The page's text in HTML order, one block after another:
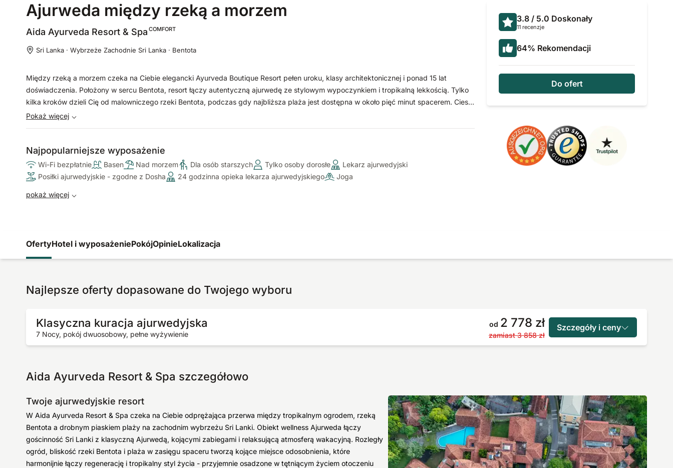
Ajurweda między rzeką a morzem
Aida Ayurveda Resort & Spa COMFORT
Sri Lanka · Wybrzeże Zachodnie Sri Lanka · Bentota
3.8 / 5.0 Doskonały
11 recenzje
64% Rekomendacji
Do ofert
Między rzeką a morzem czeka na Ciebie elegancki Ayurveda Boutique Resort pełen uroku, klasy architektonicznej i ponad 15 lat
doświadczenia. Położony w sercu Bentota, resort łączy autentyczną ajurwedę ze stylowym wypoczynkiem i tropikalną lekkością. Tylko
kilka kroków dzieli Cię od malowniczego rzeki Bentota, podczas gdy najbliższa plaża jest dostępna w około pięć minut spacerem. Ciesz
się holistycznymi kuracjami ajurwedyjskimi, nastrojowymi rejsami łodzią po rzece i relaksującymi chwilami przy basenie - to miejsce
Pokaż więcej
Najpopularniejsze wyposażenie
Wi-Fi bezpłatnie Basen Nad morzem Dla osób starszych Tylko osoby dorosłe
Lekarz ajurwedyjski
Posiłki ajurwedyjskie - zgodne z Dosha
24 godzinna opieka lekarza ajurwedyjskiego Joga
pokaż więcej
OfertyHotel i wyposażeniePokójOpinieLokalizacja
Najlepsze oferty dopasowane do Twojego wyboru
Klasyczna kuracja ajurwedyjska
7 Nocy, pokój dwuosobowy, pełne wyżywienie
od 2 778 zł
zamiast 3 858 zł
Szczegóły i ceny
Aida Ayurveda Resort & Spa szczegółowo
Twoje ajurwedyjskie resort
W Aida Ayurveda Resort & Spa czeka na Ciebie odprężająca przerwa między tropikalnym ogrodem, rzeką
Bentota a drobnym piaskiem plaży na zachodnim wybrzeżu Sri Lanki. Obiekt wellness Ajurweda łączy
gościnność Sri Lanki z klasyczną Ajurwedą, kojącymi zabiegami i relaksującą atmosferą wakacyjną. Rozległy
ogród, bliskość rzeki Bentota i plaża w zasięgu spaceru tworzą kojące miejsce odosobnienia, które
harmonijnie łączy regenerację i tropikalny styl życia - przyjemnie osadzone w tętniącym życiem otoczeniu